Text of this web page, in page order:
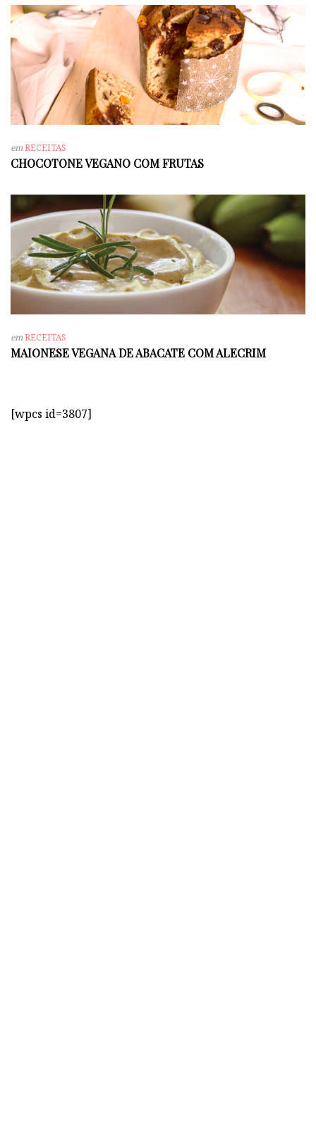
emRECEITAS
CHOCOTONE VEGANO COM FRUTAS
emRECEITAS
MAIONESE VEGANA DE ABACATE COM ALECRIM
[wpcs id=3807]